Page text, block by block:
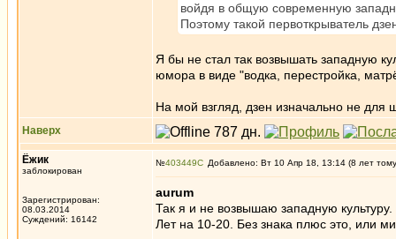
войдя в общую современную
Поэтому такой первоткрыватель
Я бы не стал так возвышать западную
юмора в виде "водка, перестройка,
На мой взгляд, дзен изначально не для
Наверх
Ёжик
заблокирован
Зарегистрирован:
08.03.2014
Суждений: 16142
№403449 Добавлено: Вт 10 Апр 18, 13:14 (8 лет
aurum
Так я и не возвышаю западную
Лет на 10-20. Без знака плюс это, или